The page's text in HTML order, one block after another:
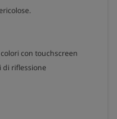
con touchscreen
di riflessione